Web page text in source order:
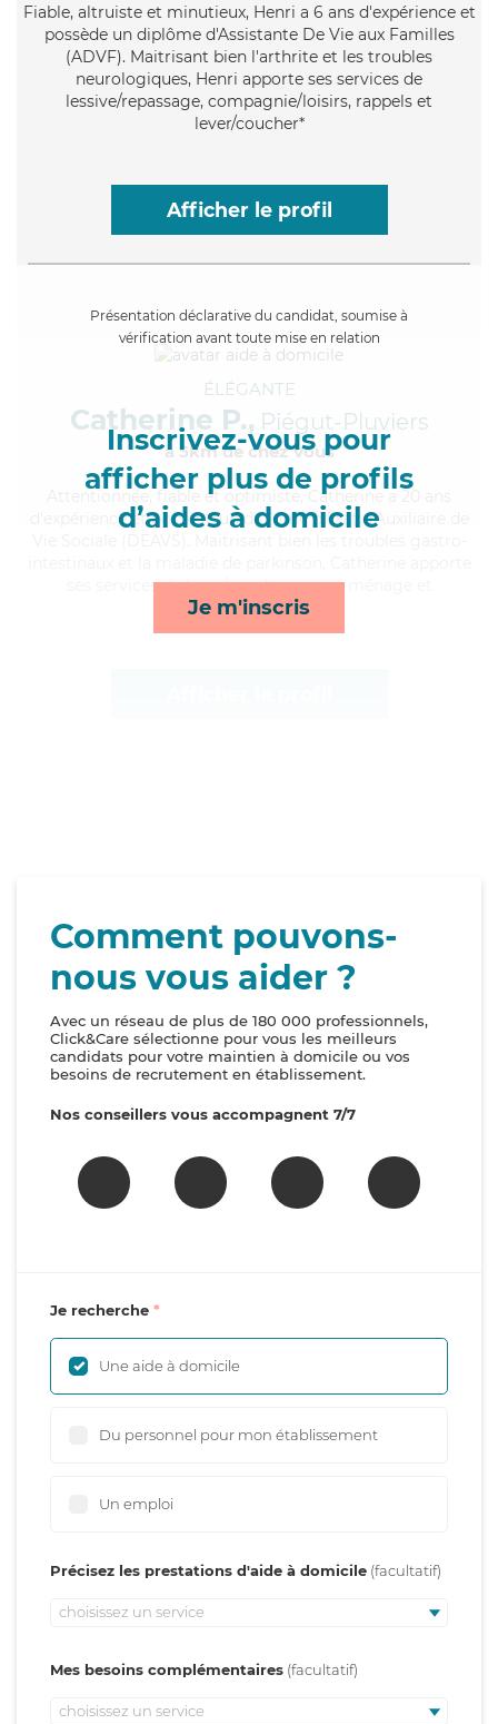
Fiable, altruiste et minutieux, Henri a 6 ans d'expérience et
possède un diplôme d'Assistante De Vie aux Familles
(ADVF). Maitrisant bien l'arthrite et les troubles
neurologiques, Henri apporte ses services de
lessive/repassage, compagnie/loisirs, rappels et
lever/coucher*
Afficher le profil
Présentation déclarative du candidat, soumise à
vérification avant toute mise en relation
Inscrivez-vous pour
afficher plus de profils
d’aides à domicile
Je m'inscris
ÉLÉGANTE
Catherine P., Piégut-Pluviers
à 5km de chez Vous
, fiable et optimiste, Catherine a 20 ans
d'expérience et possède un diplôme d'État d'Auxiliaire de
ses services de lever/coucher, repas, ménage et
toilette/habillage*
Comment pouvons-
nous vous aider ?
Avec un réseau de plus de 180 000 professionnels,
Click&Care sélectionne pour vous les meilleurs
candidats pour votre maintien à domicile ou vos
besoins de recrutement en établissement.
Nos conseillers vous accompagnent 7/7
Je recherche
Une aide à domicile
Du personnel pour mon établissement
Un emploi
Précisez les prestations d'aide à domicile
choisissez un service
Mes besoins complémentaires
choisissez un service